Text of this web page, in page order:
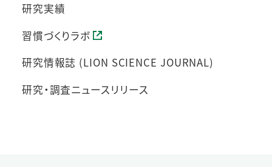
研究実績
習慣づくりラボ
研究情報誌 (LION SCIENCE JOURNAL)
研究・調査ニュースリリース